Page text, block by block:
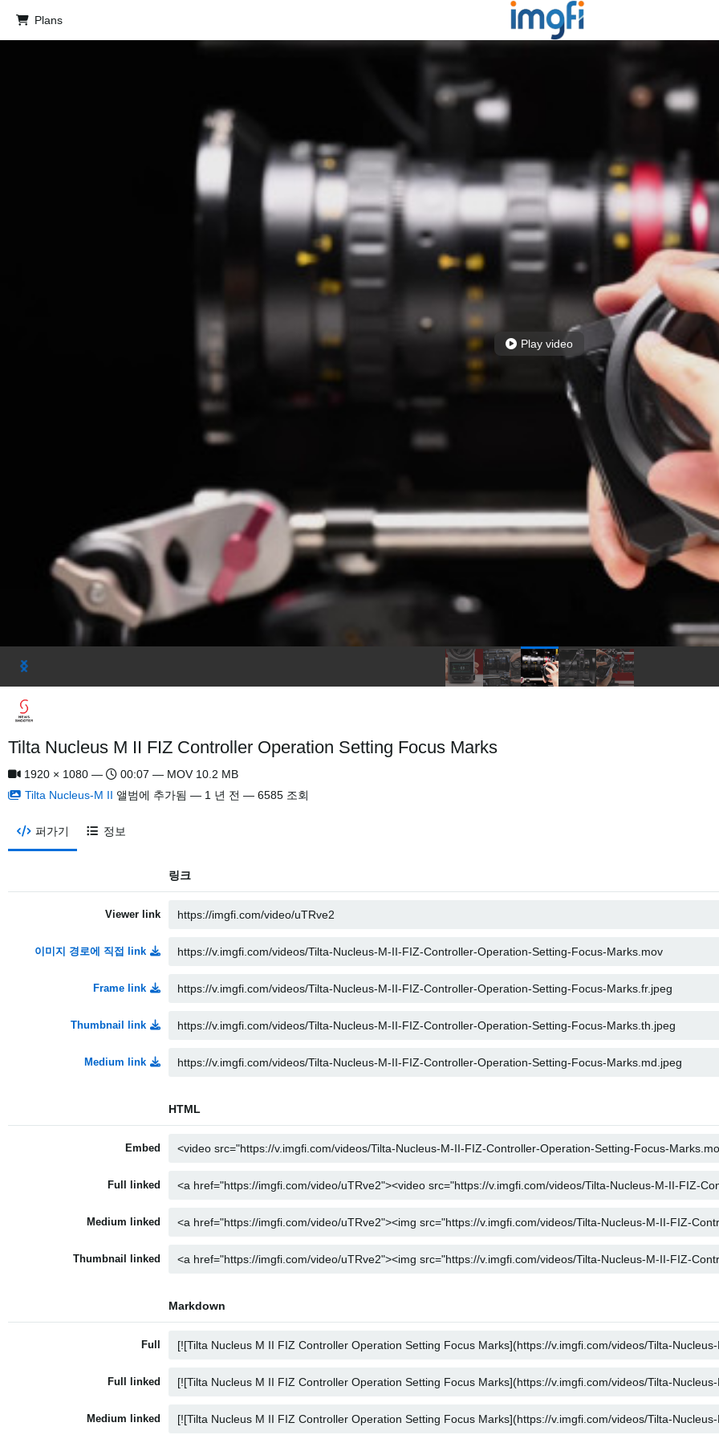
Plans
Play video
Tilta Nucleus M II FIZ Controller Operation Setting Focus Marks
1920 × 1080 —
00:07 — MOV 10.2 MB
Tilta Nucleus-M II 앨범에 추가됨 — 1 년 전 — 6585 조회
퍼가기 정보
링크
Viewer link
이미지 경로에 직접 link
Frame link
Thumbnail link
Medium link
HTML
Embed
Full linked
Medium linked
Thumbnail linked
Markdown
Full
Full linked
Medium linked